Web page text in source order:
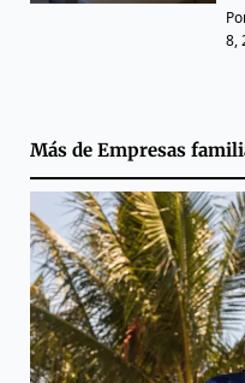
8,
Más de Empresas